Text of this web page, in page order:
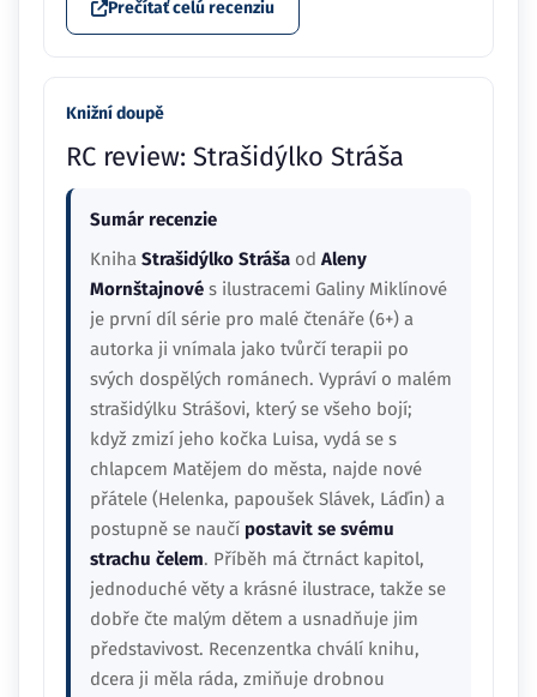
Prečítať celú recenziu
Knižní doupě
RC review: Strašidýlko Stráša
Sumár recenzie
Kniha Strašidýlko Stráša od Aleny
Mornštajnové s ilustracemi Galiny Miklínové
je první díl série pro malé čtenáře (6+) a
autorka ji vnímala jako tvůrčí terapii po
svých dospělých románech. Vypráví o malém
strašidýlku Strášovi, který se všeho bojí;
když zmizí jeho kočka Luisa, vydá se s
chlapcem Matějem do města, najde nové
přátele (Helenka, papoušek Slávek, Láďin) a
postupně se naučí postavit se svému
strachu čelem. Příběh má čtrnáct kapitol,
jednoduché věty a krásné ilustrace, takže se
dobře čte malým dětem a usnadňuje jim
představivost. Recenzentka chválí knihu,
dcera ji měla ráda, zmiňuje drobnou